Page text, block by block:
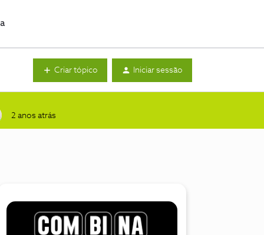
Criar tópico Iniciar sessão
2 anos atrás